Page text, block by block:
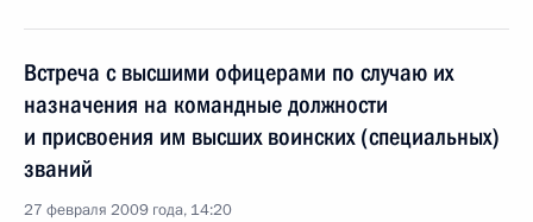
Встреча с высшими офицерами по случаю их
назначения на командные должности
и присвоения им высших воинских (специальных)
званий
27 февраля 2009 года, 14:20